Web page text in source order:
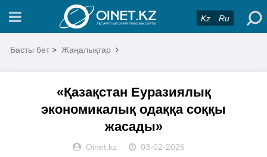
Kz Ru
Басты бет > Жаңалықтар
«Қазақстан Еуразиялық
экономикалық одаққа соққы
жасады»
Oinet.kz 03-02-2026